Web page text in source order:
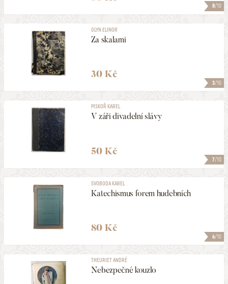
8/10
3/10
GLYN ELINOR
Za skalami
30 Kč
7/10
PISKOŘ KAREL
V záři divadelní slávy
50 Kč
6/10
SVOBODA KAREL
Katechismus forem hudebních
80 Kč
THEURIET ANDRÉ
Nebezpečné kouzlo